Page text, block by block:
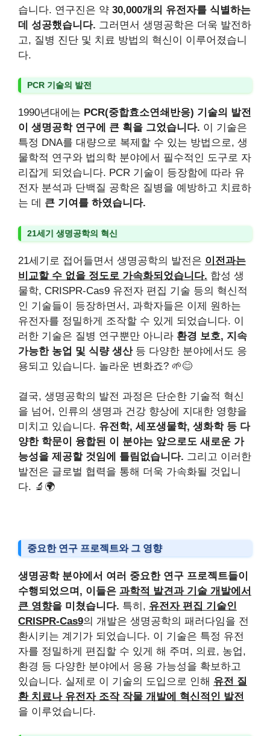
습니다. 연구진은 약 30,000개의 유전자를 식별하는
데 성공했습니다. 그러면서 생명공학은 더욱 발전하
고, 질병 진단 및 치료 방법의 혁신이 이루어졌습니
다.
PCR 기술의 발전
1990년대에는 PCR(중합효소연쇄반응) 기술의 발전
이 생명공학 연구에 큰 획을 그었습니다. 이 기술은
특정 DNA를 대량으로 복제할 수 있는 방법으로, 생
물학적 연구와 법의학 분야에서 필수적인 도구로 자
리잡게 되었습니다. PCR 기술이 등장함에 따라 유
전자 분석과 단백질 공학은 질병을 예방하고 치료하
는 데 큰 기여를 하였습니다.
21세기 생명공학의 혁신
21세기로 접어들면서 생명공학의 발전은 이전과는
비교할 수 없을 정도로 가속화되었습니다. 합성 생
물학, CRISPR-Cas9 유전자 편집 기술 등의 혁신적
인 기술들이 등장하면서, 과학자들은 이제 원하는
유전자를 정밀하게 조작할 수 있게 되었습니다. 이
러한 기술은 질병 연구뿐만 아니라 환경 보호, 지속
가능한 농업 및 식량 생산등 다양한 분야에서도 응
용되고 있습니다. 놀라운 변화죠? 🌱😊
결국, 생명공학의 발전 과정은 단순한 기술적 혁신
을 넘어, 인류의 생명과 건강 향상에 지대한 영향을
미치고 있습니다. 유전학, 세포생물학, 생화학 등 다
양한 학문이 융합된 이 분야는 앞으로도 새로운 가
능성을 제공할 것임에 틀림없습니다. 그리고 이러한
발전은 글로벌 협력을 통해 더욱 가속화될 것입니
다. 🔬🌍
중요한 연구 프로젝트와 그 영향
생명공학 분야에서 여러 중요한 연구 프로젝트들이
수행되었으며, 이들은 과학적 발견과 기술 개발에서
큰 영향을 미쳤습니다. 특히, 유전자 편집 기술인
CRISPR-Cas9의 개발은 생명공학의 패러다임을 전
환시키는 계기가 되었습니다. 이 기술은 특정 유전
자를 정밀하게 편집할 수 있게 해 주며, 의료, 농업,
환경 등 다양한 분야에서 응용 가능성을 확보하고
있습니다. 실제로 이 기술의 도입으로 인해 유전 질
환 치료나 유전자 조작 작물 개발에 혁신적인 발전
을 이루었습니다.